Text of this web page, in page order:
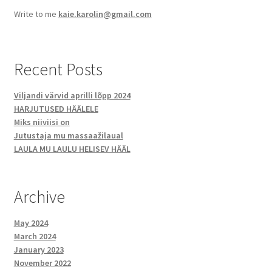
Write to me kaie.karolin@gmail.com
Recent Posts
Viljandi värvid aprilli lõpp 2024
HARJUTUSED HÄÄLELE
Miks niiviisi on
Jutustaja mu massaažilaual
LAULA MU LAULU HELISEV HÄÄL
Archive
May 2024
March 2024
January 2023
November 2022